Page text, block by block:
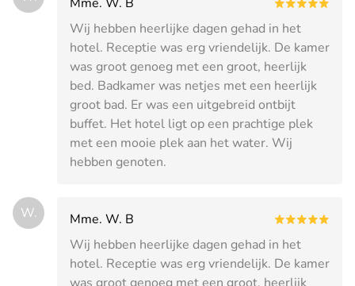
Wij hebben heerlijke dagen gehad in het
hotel. Receptie was erg vriendelijk. De kamer
was groot genoeg met een groot, heerlijk
bed. Badkamer was netjes met een heerlijk
groot bad. Er was een uitgebreid ontbijt
buffet. Het hotel ligt op een prachtige plek
met een mooie plek aan het water. Wij
hebben genoten.
W.
Mme. W. B
Wij hebben heerlijke dagen gehad in het
hotel. Receptie was erg vriendelijk. De kamer